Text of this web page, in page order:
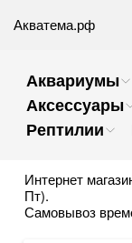
Акватема.рф
Аквариумы
Аксессуары
Рептилии
Интернет
Пт).
Самовывоз